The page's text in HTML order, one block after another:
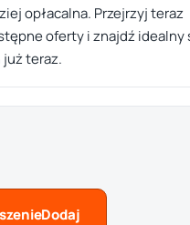
opłacalna. Przejrzyj teraz
oferty i znajdź idealny
teraz.